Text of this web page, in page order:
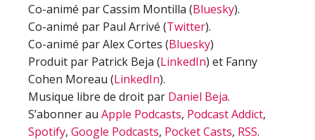
Co-animé par Cassim Montilla (Bluesky).
Co-animé par Paul Arrivé (Twitter).
Co-animé par Alex Cortes (Bluesky)
Produit par Patrick Beja (LinkedIn) et Fanny
Cohen Moreau (LinkedIn).
Musique libre de droit par Daniel Beja.
S’abonner au Apple Podcasts, Podcast Addict,
Spotify, Google Podcasts, Pocket Casts, RSS.